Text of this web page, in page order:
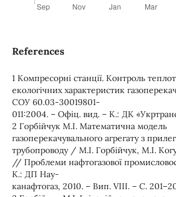
References
1 Компресорні станції. Контроль
екологічних характеристик
СОУ 60.03-30019801-
011:2004. – Офіц. вид. – К.: ДК
2 Горбійчук М.І. Математична модель
газоперекачувального агрегату з
трубопроводу / М.І. Горбійчук, М.І.
// Проблеми нафтогазової
К.: ДП Нау-
канафтогаз, 2010. – Вип. VIII. – С.